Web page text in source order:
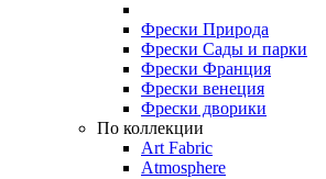
Фрески Природа
Фрески Сады и парки
Фрески Франция
Фрески венеция
Фрески дворики
По коллекции
Art Fabric
Atmosphere